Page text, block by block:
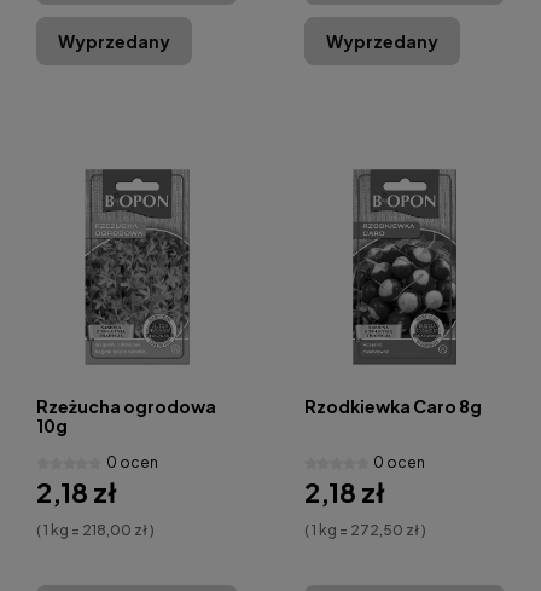
Wyprzedany Wyprzedany
Rzeżucha ogrodowa
10g
0 ocen
2,18 zł
( 1 kg = 218,00 zł )
Rzodkiewka Caro 8g
0 ocen
2,18 zł
( 1 kg = 272,50 zł )